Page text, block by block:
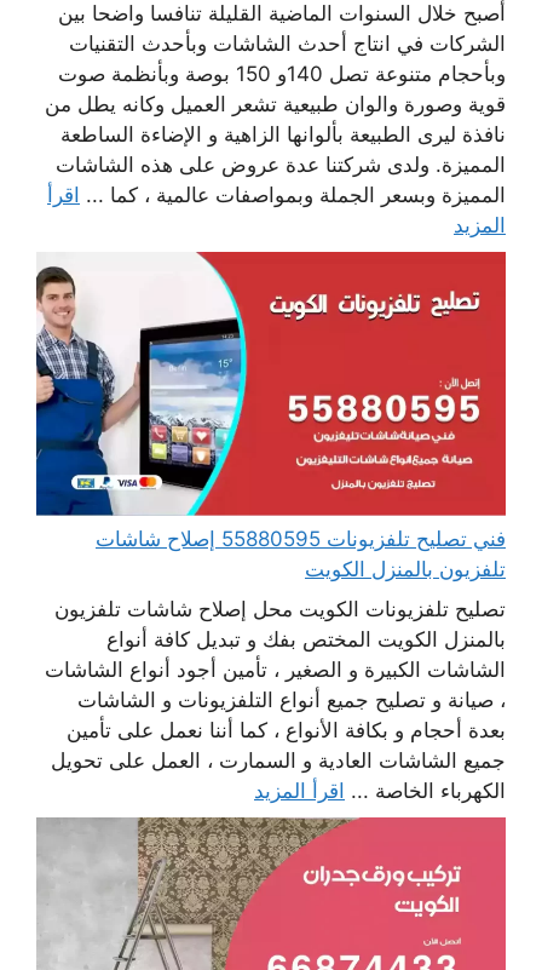
أصبح خلال السنوات الماضية القليلة تنافسا واضحا بين
الشركات في انتاج أحدث الشاشات وبأحدث التقنيات
وبأحجام متنوعة تصل 140و 150 بوصة وبأنظمة صوت
قوية وصورة والوان طبيعية تشعر العميل وكانه يطل من
نافذة ليرى الطبيعة بألوانها الزاهية و الإضاءة الساطعة
المميزة. ولدى شركتنا عدة عروض على هذه الشاشات
المميزة وبسعر الجملة وبمواصفات عالمية ، كما ... اقرأ
المزيد
فني تصليح تلفزيونات 55880595 إصلاح شاشات
تلفزيون بالمنزل الكويت
تصليح تلفزيونات الكويت محل إصلاح شاشات تلفزيون
بالمنزل الكويت المختص بفك و تبديل كافة أنواع
الشاشات الكبيرة و الصغير ، تأمين أجود أنواع الشاشات
، صيانة و تصليح جميع أنواع التلفزيونات و الشاشات
بعدة أحجام و بكافة الأنواع ، كما أننا نعمل على تأمين
جميع الشاشات العادية و السمارت ، العمل على تحويل
الكهرباء الخاصة ... اقرأ المزيد